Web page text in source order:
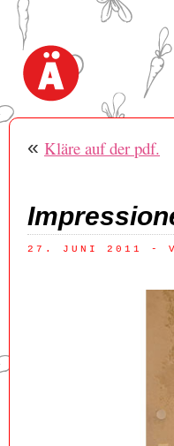
« Kläre auf der pdf.
27. JUNI 2011 -